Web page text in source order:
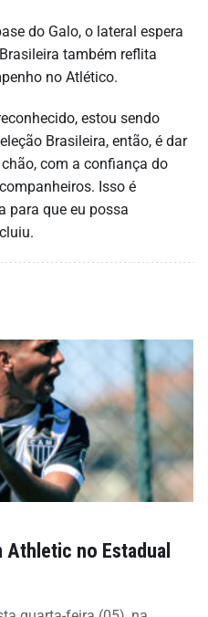
do Galo, o lateral espera
também reflita
no Atlético.
estou sendo
Brasileira, então, é dar
com a confiança do
Isso é
para que eu possa
Athletic no Estadual